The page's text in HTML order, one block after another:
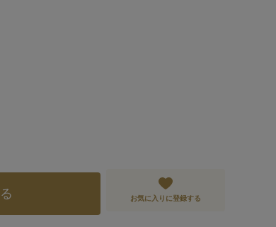
お気に入りに登録する